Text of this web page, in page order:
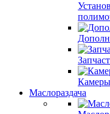
Маслораздача